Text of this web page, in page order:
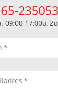
09:00-17:00u,